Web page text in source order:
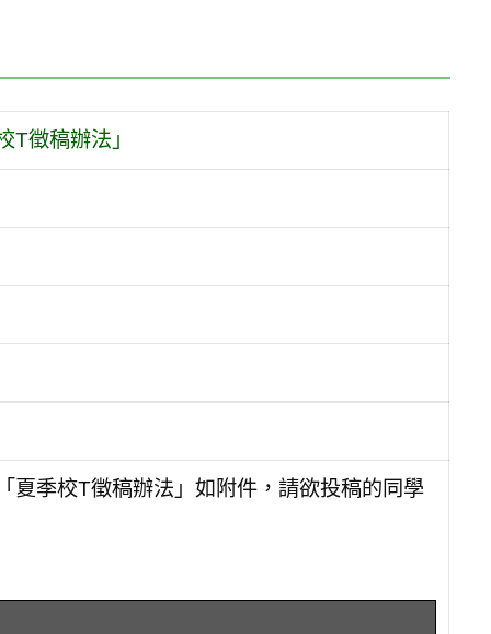
徵稿辦法」
夏季校T徵稿辦法」如附件，請欲投稿的同學